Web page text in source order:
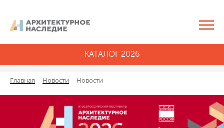
КАТАЛОГ 2026
Главная Новости Новости